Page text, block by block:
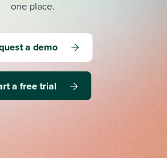
one place.
a demo
a free trial